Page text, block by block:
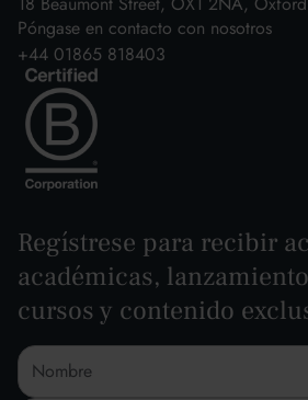
Póngase en contacto con nosotros
+44 01865 818403
Regístrese para recibir
académicas,
cursos y contenido